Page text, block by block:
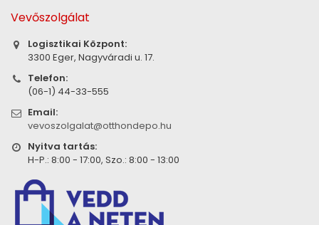
Vevőszolgálat
Logisztikai Központ:
3300 Eger, Nagyváradi u. 17.
Telefon:
(06-1) 44-33-555
Email:
vevoszolgalat@otthondepo.hu
Nyitva tartás:
H-P.: 8:00 - 17:00, Szo.: 8:00 - 13:00